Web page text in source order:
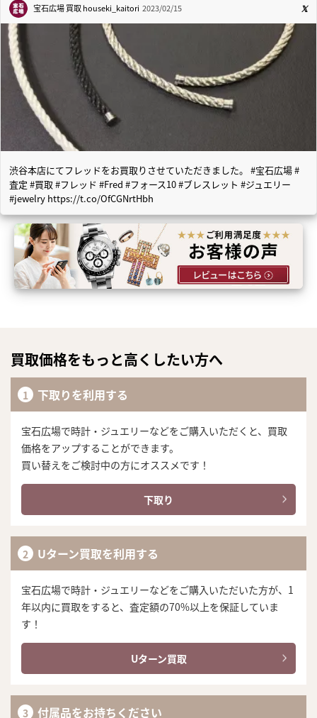
宝石広場 買取houseki_kaitori 2023/02/15
渋谷本店にてフレッドをお買取りさせていただきました。 #宝石広場 #
査定 #買取 #フレッド #Fred #フォース10 #ブレスレット #ジュエリー
#jewelry https://t.co/OfCGNrtHbh
買取価格をもっと高くしたい方へ
下取りを利用する
宝石広場で時計・ジュエリーなどをご購入いただくと、買取
価格をアップすることができます。
買い替えをご検討中の方にオススメです！
下取り
Uターン買取を利用する
宝石広場で時計・ジュエリーなどをご購入いただいた方が、1
年以内に買取をすると、査定額の70%以上を保証していま
す！
Uターン買取
付属品をお持ちください